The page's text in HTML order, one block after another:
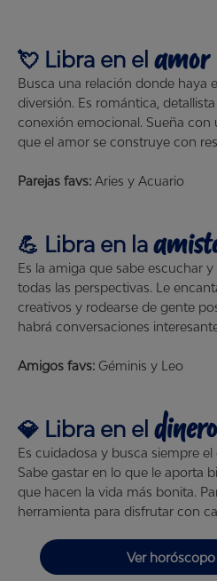
💘 Libra en el amor
Busca una relación donde haya
diversión. Es romántica,
conexión emocional. Sueña con
que el amor se construye con
Parejas favs: Aries y Acuario
💪 Libra en la
Es la amiga que sabe escuchar
todas las perspectivas. Le
creativos y rodearse de gente
habrá conversaciones
Amigos favs: Géminis y Leo
💎 Libra en el dinero
Es cuidadosa y busca siempre
Sabe gastar en lo que le aporta
que hacen la vida más bonita.
herramienta para disfrutar con
Ver